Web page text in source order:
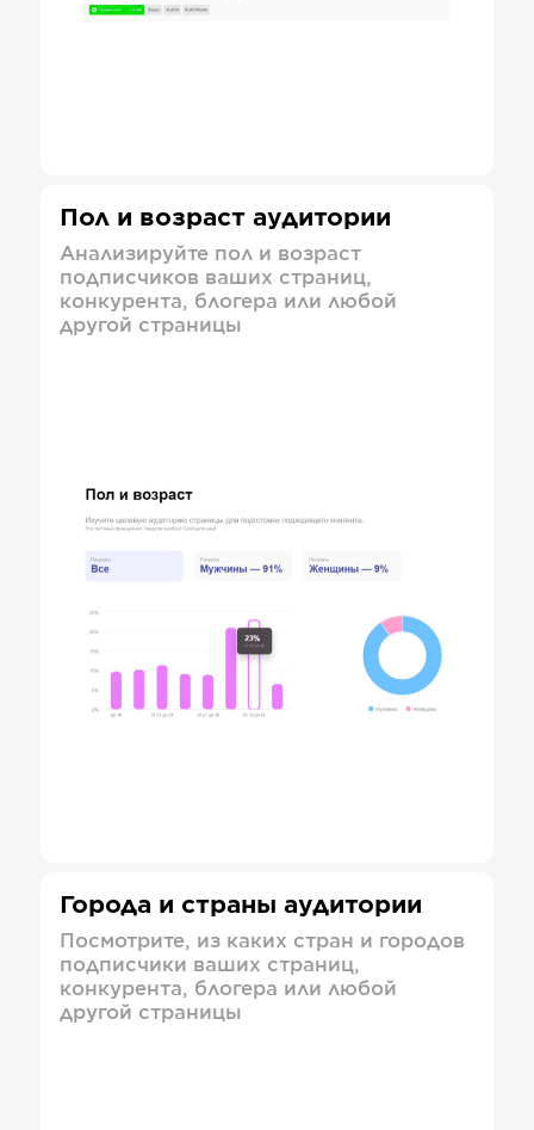
Пол и возраст аудитории
Анализируйте пол и возраст
подписчиков ваших страниц,
конкурента, блогера или любой
другой страницы
Города и страны аудитории
Посмотрите, из каких стран и городов
подписчики ваших страниц,
конкурента, блогера или любой
другой страницы